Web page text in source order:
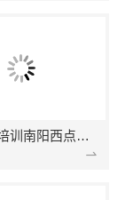
南阳蛋糕培训南阳西点培训南阳烘焙培训一次收费